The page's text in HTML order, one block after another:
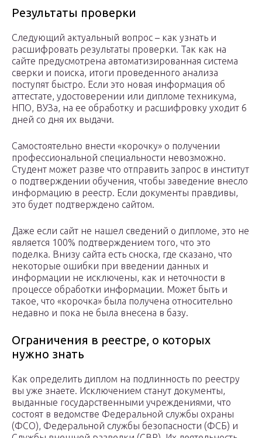
Результаты проверки
Следующий актуальный вопрос – как узнать и
расшифровать результаты проверки. Так как на
сайте предусмотрена автоматизированная система
сверки и поиска, итоги проведенного анализа
поступят быстро. Если это новая информация об
аттестате, удостоверении или дипломе техникума,
НПО, ВУЗа, на ее обработку и расшифровку уходит 6
дней со дня их выдачи.
Самостоятельно внести «корочку» о получении
профессиональной специальности невозможно.
Студент может разве что отправить запрос в институт
о подтверждении обучения, чтобы заведение внесло
информацию в реестр. Если документы правдивы,
это будет подтверждено сайтом.
Даже если сайт не нашел сведений о дипломе, это не
является 100% подтверждением того, что это
поделка. Внизу сайта есть сноска, где сказано, что
некоторые ошибки при введении данных и
информации не исключены, как и неточности в
процессе обработки информации. Может быть и
такое, что «корочка» была получена относительно
недавно и пока не была внесена в базу.
Ограничения в реестре, о которых
нужно знать
Как определить диплом на подлинность по реестру
вы уже знаете. Исключением станут документы,
выданные государственными учреждениями, что
состоят в ведомстве Федеральной службы охраны
(ФСО), Федеральной службы безопасности (ФСБ) и